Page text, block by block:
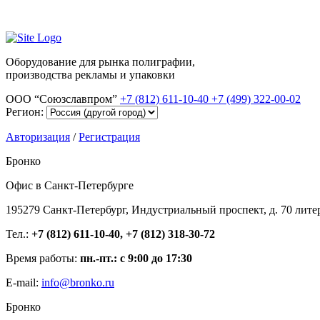
Оборудование для рынка полиграфии,
производства рекламы и упаковки
ООО “Союзславпром” +7 (812) 611-10-40 +7 (499) 322-00-02
Регион:
Авторизация /Регистрация
Бронко
Офис в Санкт-Петербурге
195279 Санкт-Петербург, Индустриальный проспект, д. 70
Тел.: +7 (812) 611-10-40, +7 (812) 318-30-72
Время работы: пн.-пт.: с 9:00 до 17:30
E-mail: info@bronko.ru
Бронко